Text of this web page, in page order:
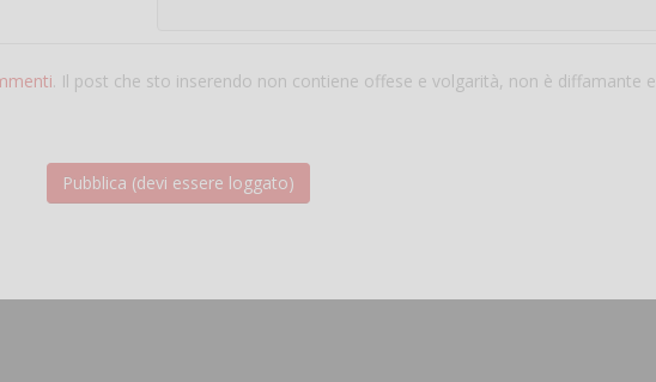
. Il post che sto inserendo non contiene offese e volgarità, non è diffamante e